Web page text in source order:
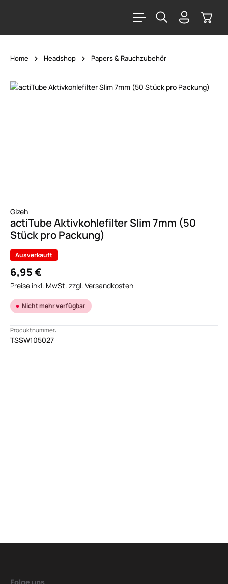
Home Headshop Papers & Rauchzubehör
Bildergalerie überspringen
Gizeh
actiTube Aktivkohlefilter Slim 7mm (50
Stück pro Packung)
Ausverkauft
6,95 €
Preise inkl. MwSt. zzgl. Versandkosten
Nicht mehr verfügbar
Produktnummer:
TSSW105027